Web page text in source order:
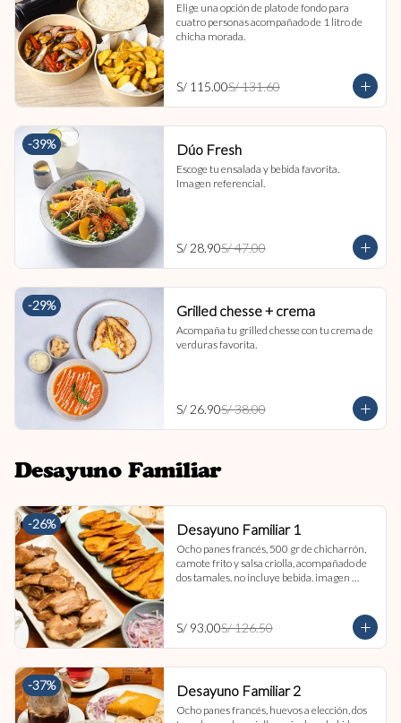
Elige una opción de plato de fondo para
cuatro personas acompañado de 1 litro de
chicha morada.
S/ 115.00S/ 131.60
-39% Dúo Fresh
Escoge tu ensalada y bebida favorita.
Imagen referencial.
S/ 28.90S/ 47.00
-29% Grilled chesse + crema
Acompaña tu grilled chesse con tu crema de
verduras favorita.
S/ 26.90S/ 38.00
Desayuno Familiar
-26% Desayuno Familiar 1
Ocho panes francés, 500 gr de chicharrón,
camote frito y salsa criolla, acompañado de
dos tamales. no incluye bebida. imagen
S/ 93.00S/ 126.50
-37% Desayuno Familiar 2
Ocho panes francés, huevos a elección, dos